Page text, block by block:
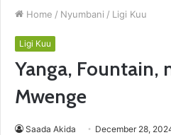
Home / Nyumbani / Ligi Kuu
Ligi Kuu
Yanga, Fountain,
Mwenge
Saada Akida December 28,